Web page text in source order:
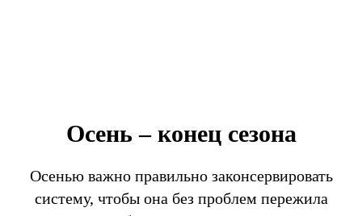
Осень – конец сезона
Осенью важно правильно законсервировать
систему, чтобы она без проблем пережила